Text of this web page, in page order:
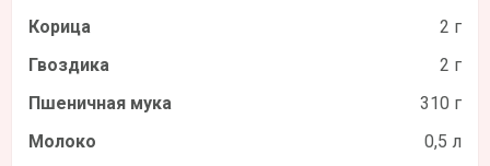
Корица
2 г
Гвоздика
2 г
Пшеничная мука
310 г
Молоко
0,5 л